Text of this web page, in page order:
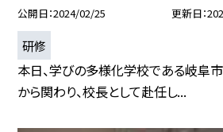
公開日 2024/02/25 更新日
研修
本日、学びの多様化学校である岐阜
から関わり、校長として赴任し...